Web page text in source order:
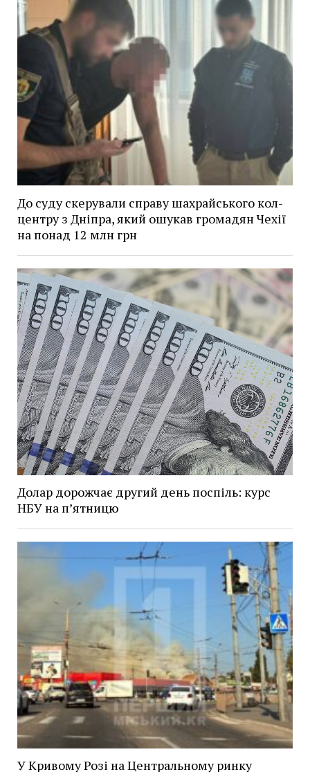
До суду скерували справу шахрайського кол-
центру з Дніпра, який ошукав громадян Чехії
на понад 12 млн грн
Долар дорожчає другий день поспіль: курс
НБУ на п’ятницю
У Кривому Розі на Центральному ринку